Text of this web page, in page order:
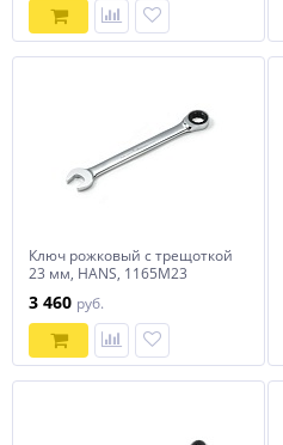
Ключ рожковый с трещоткой
23 мм, HANS, 1165M23
3 460 руб.